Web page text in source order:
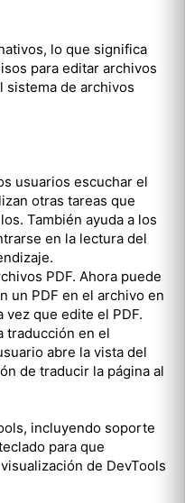
lo que significa
para editar archivos
sistema de archivos
usuarios escuchar el
otras tareas que
También ayuda a los
en la lectura del
PDF. Ahora puede
un PDF en el archivo en
vez que edite el PDF.
traducción en el
abre la vista del
de traducir la página al
incluyendo soporte
para que
de DevTools